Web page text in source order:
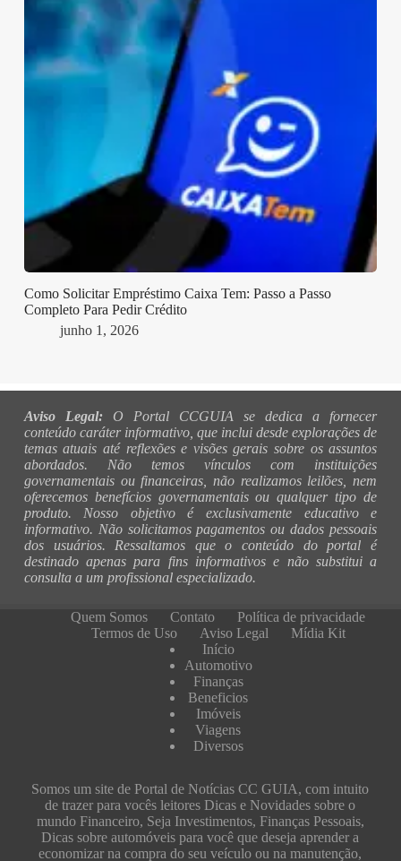
Como Solicitar Empréstimo Caixa Tem: Passo a Passo
Completo Para Pedir Crédito
junho 1, 2026
Aviso Legal: O Portal CCGUIA se dedica a fornecer
conteúdo caráter informativo, que inclui desde explorações de
temas atuais até reflexões e visões gerais sobre os assuntos
abordados. Não temos vínculos com instituições
governamentais ou financeiras, não realizamos leilões, nem
oferecemos benefícios governamentais ou qualquer tipo de
produto. Nosso objetivo é exclusivamente educativo e
informativo. Não solicitamos pagamentos ou dados pessoais
dos usuários. Ressaltamos que o conteúdo do portal é
destinado apenas para fins informativos e não substitui a
consulta a um profissional especializado.
Quem Somos Contato
Política de privacidade
Termos de Uso
Aviso Legal
Mídia Kit
Início
Automotivo
Finanças
Beneficios
Imóveis
Viagens
Diversos
Somos um site de Portal de Notícias CC GUIA, com intuito
de trazer para vocês leitores Dicas e Novidades sobre o
mundo Financeiro, Seja Investimentos, Finanças Pessoais,
Dicas sobre automóveis para você que deseja aprender a
economizar na compra do seu veículo ou na manutenção,